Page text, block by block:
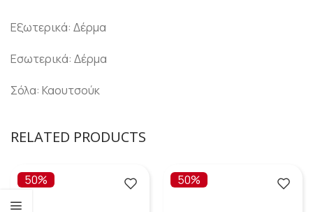
Εξωτερικά: Δέρμα
Εσωτερικά: Δέρμα
Σόλα: Καουτσούκ
RELATED PRODUCTS
50% 50%